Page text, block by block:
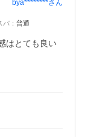
bya********さん
パ ： 普通
はとても良い